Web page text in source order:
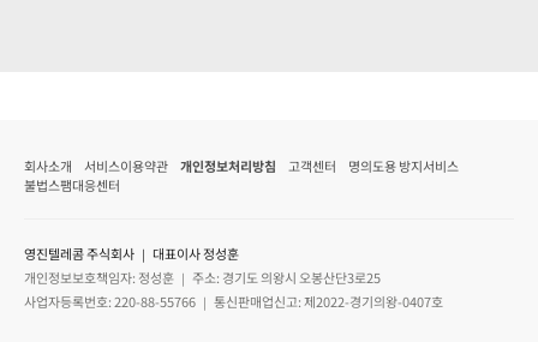
회사소개 서비스이용약관 개인정보처리방침 고객센터
명의도용 방지서비스
불법스팸대응센터
영진텔레콤 주식회사 ｜ 대표이사 정성훈
개인정보보호책임자: 정성훈 ｜ 주소: 경기도 의왕시 오봉산단3로25
사업자등록번호: 220-88-55766 ｜ 통신판매업신고: 제2022-경기의왕-0407호